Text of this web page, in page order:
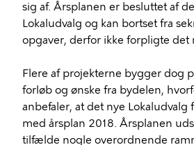
sig af. Årsplanen er besluttet af
Lokaludvalg og kan bortset fra
opgaver, derfor ikke forpligte det
Flere af projekterne bygger dog
forløb og ønske fra bydelen,
anbefaler, at det nye
med årsplan 2018. Årsplanen
tilfælde nogle overordnende